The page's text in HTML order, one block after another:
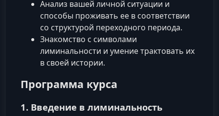
Анализ вашей личной ситуации и
способы проживать ее в соответствии
со структурой переходного периода.
Знакомство с символами
лиминальности и умение трактовать их
в своей истории.
Программа курса
1. Введение в лиминальность